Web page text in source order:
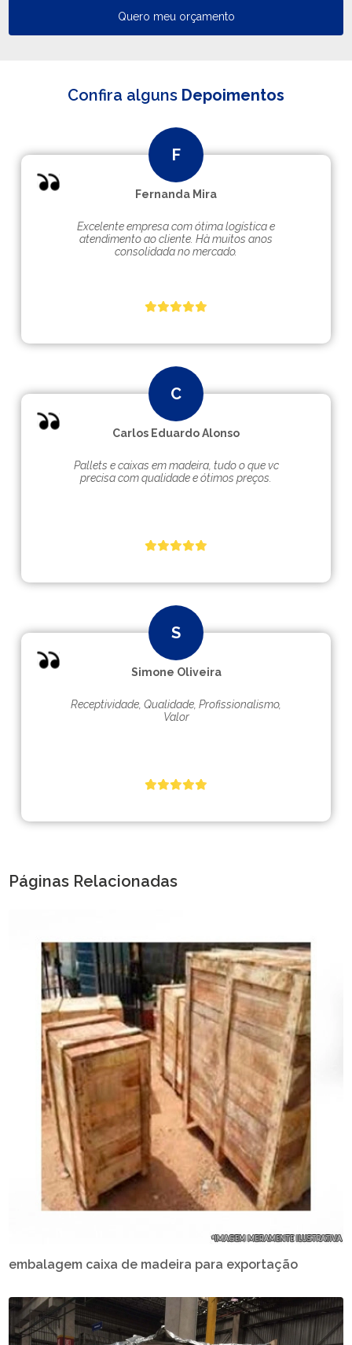
Quero meu orçamento
Confira alguns Depoimentos
Fernanda Mira
Excelente empresa com ótima logística e
atendimento ao cliente. Hà muitos anos
consolidada no mercado.
Carlos Eduardo Alonso
Pallets e caixas em madeira, tudo o que vc
precisa com qualidade e ótimos preços.
Simone Oliveira
Receptividade, Qualidade, Profissionalismo,
Valor
Páginas Relacionadas
embalagem caixa de madeira para exportação